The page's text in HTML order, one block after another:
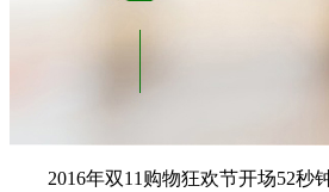
2016年双11购物狂欢节开场52秒钟